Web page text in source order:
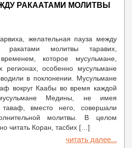
РАКААТАМИ МОЛИТВЫ
желательная пауза между
ракатами молитвы таравих,
которое мусульмане,
регионах, особенно мусульмане
в поклонении. Мусульмане
вокруг Каабы во время каждой
Медины, не имея
таваф, вместо него, совершали
молитвы. В целом
читать Коран, тасбих […]
читать далее...